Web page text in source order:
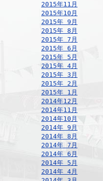
2015年11月
2015年10月
2015年 9月
2015年 8月
2015年 7月
2015年 6月
2015年 5月
2015年 4月
2015年 3月
2015年 2月
2015年 1月
2014年12月
2014年11月
2014年10月
2014年 9月
2014年 8月
2014年 7月
2014年 6月
2014年 5月
2014年 4月